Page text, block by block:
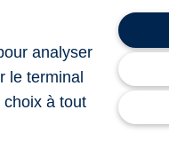
protecteur, même s’il
paritaire
niveau national.
que si
tard lors de
conférant ce
analyser
le terminal
choix à tout